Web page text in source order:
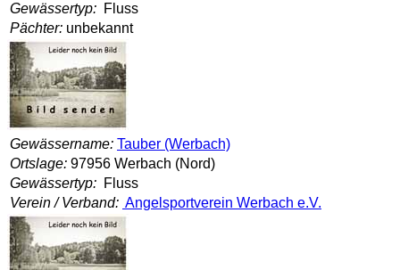
Gewässertyp: Fluss
Pächter: unbekannt
Gewässername: Tauber (Werbach)
Ortslage: 97956 Werbach (Nord)
Gewässertyp: Fluss
Verein / Verband: Angelsportverein Werbach e.V.